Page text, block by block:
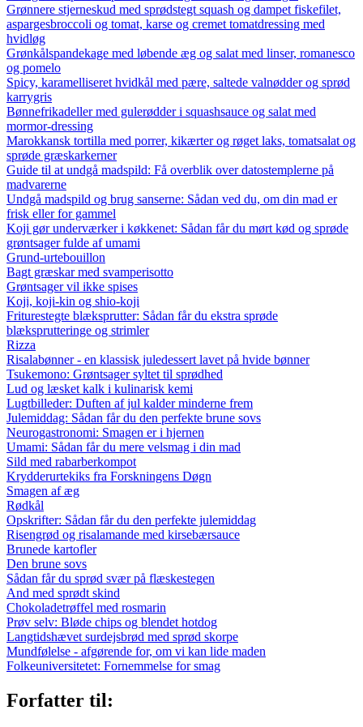
Grønnere stjerneskud med sprødstegt squash og dampet fiskefilet,
aspargesbroccoli og tomat, karse og cremet tomatdressing med
hvidløg
Grønkålspandekage med løbende æg og salat med linser, romanesco
og pomelo
Spicy, karamelliseret hvidkål med pære, saltede valnødder og sprød
karrygris
Bønnefrikadeller med gulerødder i squashsauce og salat med
mormor-dressing
Marokkansk tortilla med porrer, kikærter og røget laks, tomatsalat og
sprøde græskarkerner
Guide til at undgå madspild: Få overblik over datostemplerne på
madvarerne
Undgå madspild og brug sanserne: Sådan ved du, om din mad er
frisk eller for gammel
Koji gør underværker i køkkenet: Sådan får du mørt kød og sprøde
grøntsager fulde af umami
Grund-urtebouillon
Bagt græskar med svamperisotto
Grøntsager vil ikke spises
Koji, koji-kin og shio-koji
Friturestegte blæksprutter: Sådan får du ekstra sprøde
blæksprutteringe og strimler
Rizza
Risalabønner - en klassisk juledessert lavet på hvide bønner
Tsukemono: Grøntsager syltet til sprødhed
Lud og læsket kalk i kulinarisk kemi
Lugtbilleder: Duften af jul kalder minderne frem
Julemiddag: Sådan får du den perfekte brune sovs
Neurogastronomi: Smagen er i hjernen
Umami: Sådan får du mere velsmag i din mad
Sild med rabarberkompot
Krydderurtekiks fra Forskningens Døgn
Smagen af æg
Rødkål
Opskrifter: Sådan får du den perfekte julemiddag
Risengrød og risalamande med kirsebærsauce
Brunede kartofler
Den brune sovs
Sådan får du sprød svær på flæskestegen
And med sprødt skind
Chokoladetrøffel med rosmarin
Prøv selv: Bløde chips og blendet hotdog
Langtidshævet surdejsbrød med sprød skorpe
Mundfølelse - afgørende for, om vi kan lide maden
Folkeuniversitetet: Fornemmelse for smag
Forfatter til: